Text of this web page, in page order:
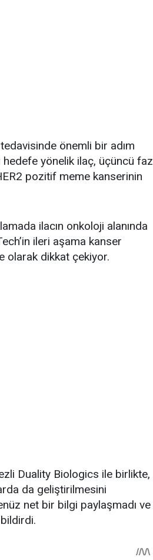
önemli bir adım
hedefe yönelik ilaç, üçüncü faz
pozitif meme kanserinin
ilacın onkoloji alanında
ileri aşama kanser
olarak dikkat çekiyor.
Duality Biologics ile birlikte,
da geliştirilmesini
net bir bilgi paylaşmadı ve